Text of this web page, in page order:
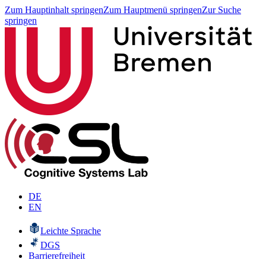
Zum Hauptinhalt springenZum Hauptmenü springenZur Suche
springen
DE
EN
Leichte Sprache
DGS
Barrierefreiheit